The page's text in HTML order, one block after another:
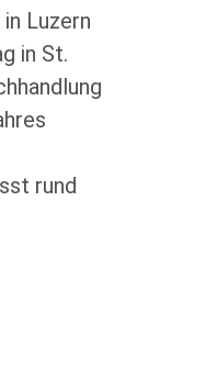
Luzern
in St.
rund